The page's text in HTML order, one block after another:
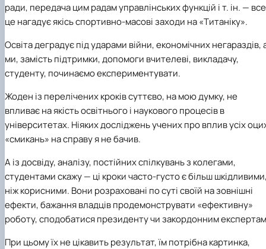
ради, передача цим радам управлінських функцій і т. ін. — все
це нагадує якісь спортивно-масові заходи на «Титаніку».
Освіта деградує під ударами війни, економічних негараздів,
ми, замість підтримки, допомоги вчителеві, викладачу,
студенту, починаємо експериментувати.
Жоден із перелічених кроків суттєво, на мою думку, не
впливає на якість освітнього і наукового процесів в
університетах. Ніяких досліджень учених про вплив усіх
«смикань» на справу я не бачив.
А із досвіду, аналізу, постійних спілкувань з колегами,
студентами скажу — ці кроки часто-густо є більш
ніж корисними. Вони розраховані по суті своїй на зовнішні
ефекти, бажання владців продемонструвати «ефективну»
роботу, сподобатися президенту чи закордонним
При цьому їх не цікавить результат, їм потрібна картинка,